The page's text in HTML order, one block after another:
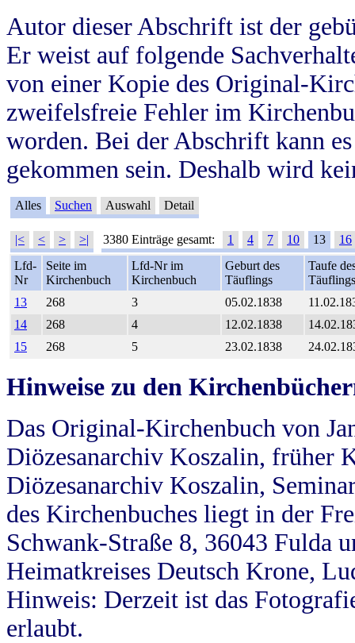
Autor dieser Abschrift ist der
Er weist auf folgende
von einer Kopie des Original-
zweifelsfreie Fehler im
worden. Bei der Abschrift kann
gekommen sein. Deshalb wird
Alles Suchen Auswahl Detail
|< < > >| 3380 Einträge gesamt: 1 4 7 10 13
16
Lfd-
Nr
Seite im
Kirchenbuch
Lfd-Nr im
Kirchenbuch
Geburt des
Täuflings
Taufe
Täuflings
13
268 3 05.02.1838
14
268 4 12.02.1838
15
268 5 23.02.1838
Hinweise zu den
Das Original-Kirchenbuch von
Diözesanarchiv Koszalin, früher
Diözesanarchiv Koszalin,
des Kirchenbuches liegt in der
Schwank-Straße 8, 36043 Fulda
Heimatkreises Deutsch Krone,
Hinweis: Derzeit ist das
erlaubt.